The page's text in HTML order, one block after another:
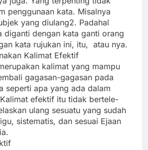
penggunaan kata. Misalnya
yang diulang2. Padahal
diganti dengan kata ganti orang
kata rujukan ini, itu, atau nya.
Kalimat Efektif
kalimat yang mampu
gagasan-gagasan pada
seperti apa yang ada dalam
efektif itu tidak bertele-
ulang sesuatu yang sudah
sistematis, dan sesuai Ejaan